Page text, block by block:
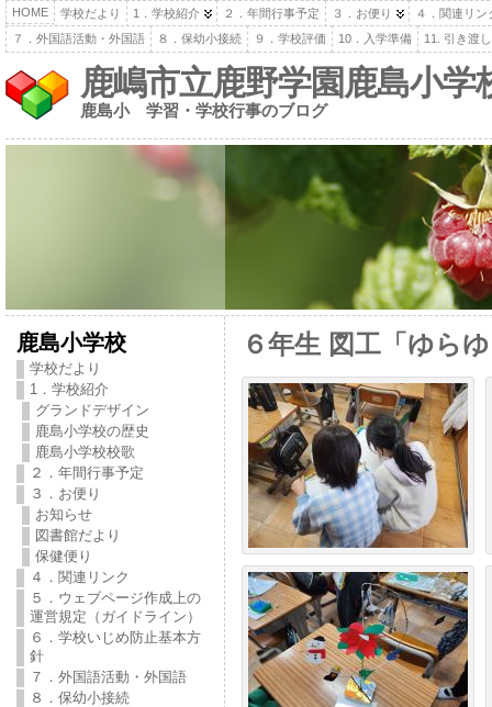
HOME 学校だより 1．学校紹介 ２．年間行事予定 ３．お便り
４．関連リン
７．外国語活動・外国語
８．保幼小接続 ９．学校評価 10．入学準備 11. 引き渡
鹿嶋市立鹿野学園鹿島小学
鹿島小 学習・学校行事のブログ
鹿島小学校
学校だより
1．学校紹介
グランドデザイン
鹿島小学校の歴史
鹿島小学校校歌
２．年間行事予定
３．お便り
お知らせ
図書館だより
保健便り
４．関連リンク
５．ウェブページ作成上の
運営規定（ガイドライン）
６．学校いじめ防止基本方
針
７．外国語活動・外国語
８．保幼小接続
６年生 図工「ゆら